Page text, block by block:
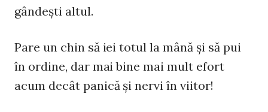
gândeşti altul.
Pare un chin să iei totul la mână şi să pui
în ordine, dar mai bine mai mult efort
acum decât panică şi nervi în viitor!